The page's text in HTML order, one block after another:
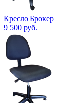
Кресло Брокер
9 500 руб.